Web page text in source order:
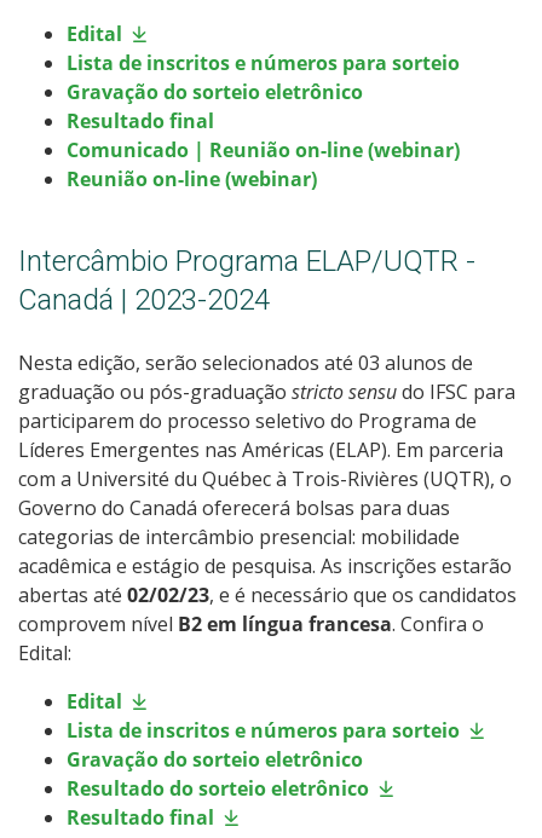
Edital
Lista de inscritos e números para sorteio
Gravação do sorteio eletrônico
Resultado final
Comunicado | Reunião on-line (webinar)
Reunião on-line (webinar)
Intercâmbio Programa ELAP/UQTR -
Canadá | 2023-2024
Nesta edição, serão selecionados até 03 alunos de
graduação ou pós-graduação stricto sensudo IFSC para
participarem do processo seletivo do Programa de
Líderes Emergentes nas Américas (ELAP). Em parceria
com a Université du Québec à Trois-Rivières (UQTR), o
Governo do Canadá oferecerá bolsas para duas
categorias de intercâmbio presencial: mobilidade
acadêmica e estágio de pesquisa. As inscrições estarão
abertas até 02/02/23, e é necessário que os candidatos
comprovem nível B2em língua francesa. Confira o
Edital:
Edital
Lista de inscritos e números para sorteio
Gravação do sorteio eletrônico
Resultado do sorteio eletrônico
Resultado final